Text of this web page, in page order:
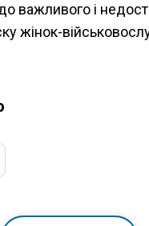
важливого і
жінок-